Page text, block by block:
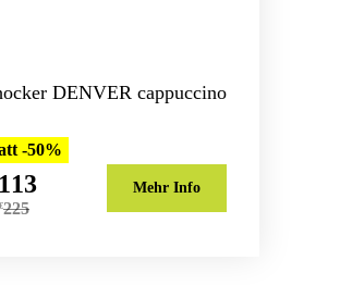
DENVER cappuccino
-50%
113
€225
Mehr Info